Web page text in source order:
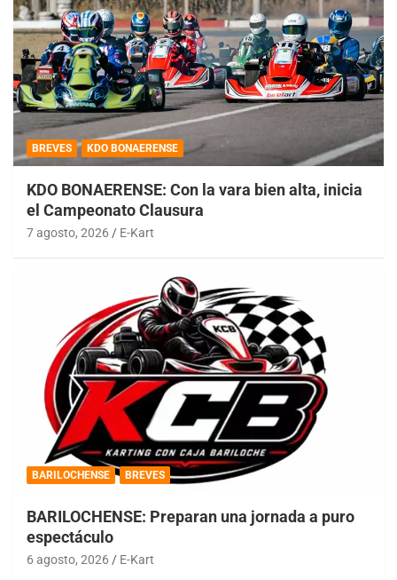
BREVES KDO BONAERENSE
KDO BONAERENSE: Con la vara bien alta, inicia
el Campeonato Clausura
7 agosto, 2026 E-Kart
BARILOCHENSE BREVES
BARILOCHENSE: Preparan una jornada a puro
espectáculo
6 agosto, 2026 E-Kart